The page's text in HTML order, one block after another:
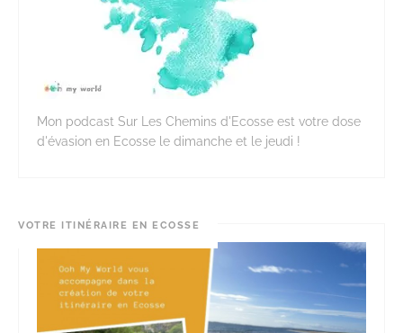
Mon podcast Sur Les Chemins d'Ecosse est votre dose
d'évasion en Ecosse le dimanche et le jeudi !
VOTRE ITINÉRAIRE EN ECOSSE